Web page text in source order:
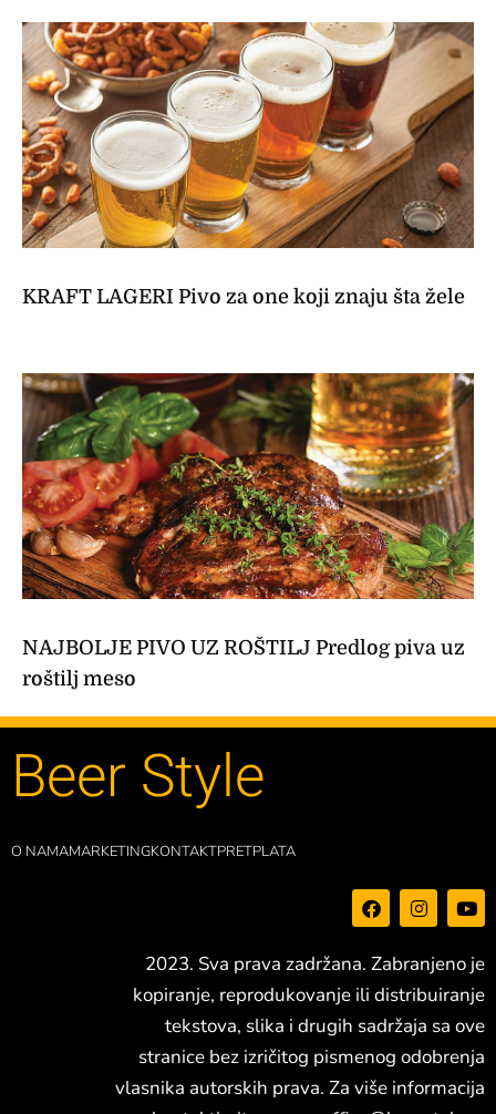
KRAFT LAGERI Pivo za one koji znaju šta žele
NAJBOLJE PIVO UZ ROŠTILJ Predlog piva uz
roštilj meso
Beer Style
O NAMAMARKETINGKONTAKTPRETPLATA
F
a
c
e
b
o
o
k
I
n
s
a
g
r
a
m
Y
o
u
u
b
e
2023. Sva prava zadržana. Zabranjeno je
kopiranje, reprodukovanje ili distribuiranje
tekstova, slika i drugih sadržaja sa ove
stranice bez izričitog pismenog odobrenja
vlasnika autorskih prava. Za više informacija